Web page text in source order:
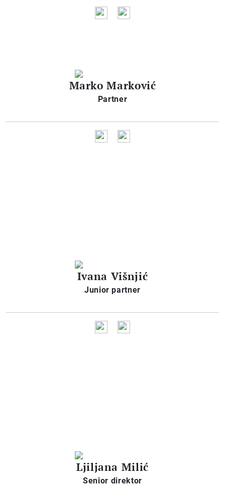
Marko Marković
Partner
Ivana Višnjić
Junior partner
Ljiljana Milić
Senior direktor